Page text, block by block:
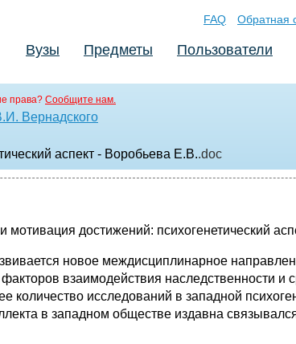
FAQ Обратная
Вузы Предметы Пользователи
права? Сообщите нам.
Вернадского
аспект - Воробьева Е.В..doc
мотивация достижений: психогенетический
новое междисциплинарное
взаимодействия наследственности
количество исследований в западной
в западном обществе издавна